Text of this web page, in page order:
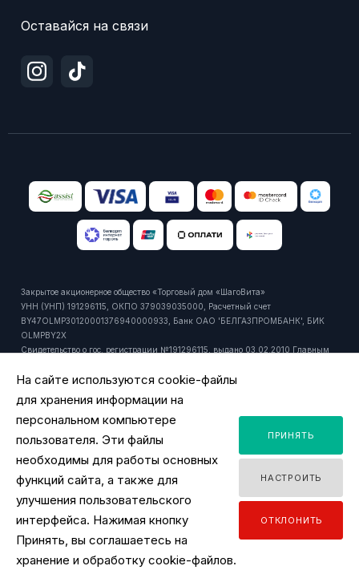
Оставайся на связи
Закрытое акционерное общество «Торговый дом «ШагоВита»
УНН (УНП) 191296115, ОКПО 379039035000, Расчетный счет
BY47OLMP30120001376940000933, Банк ОАО 'БЕЛГАЗПРОМБАНК', БИК
OLMPBY2X
Свидетельство о гос. регистрации №191296115, выдано 03.02.2010 Главным
Регистрационный номер в торговом реестре: 429916 от 24.10.2018г.
пом. 1106.
Время работы офиса - ПН-ПТ 9:00 - 18:00.
Время работы интернет-магазина - ПН-ПТ 09:00 - 18:00
Уполномоченный продавцом на рассмотрение обращений покупателей:
заместитель директора по розничной торговле, тел. +375 44 518 45 53, email:
y.ignatovich@tdsv.by
органов по месту государственной регистрации ЗАО "ТД "ШагоВита",
уполномоченных рассматривать обращения покупателей: Минский городской
исполнительный комитет, главное управление торговли и услуг: +375 17
На сайте используются cookie-файлы
для хранения информации на
персональном компьютере
пользователя. Эти файлы
необходимы для работы основных
функций сайта, а также для
улучшения пользовательского
интерфейса. Нажимая кнопку
Принять, вы соглашаетесь на
хранение и обработку cookie-файлов.
ПРИНЯТЬ
НАСТРОИТЬ
ОТКЛОНИТЬ